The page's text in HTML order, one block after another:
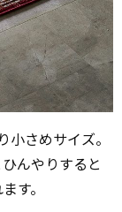
さめサイズ。
んやりすると
す。